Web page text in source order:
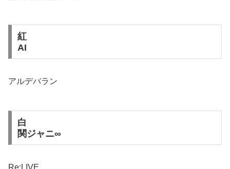
紅
AI
アルデバラン
白
関ジャニ∞
Re:LIVE